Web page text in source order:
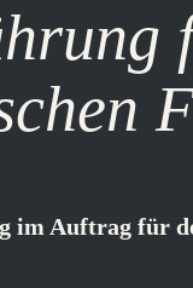
im Auftrag für